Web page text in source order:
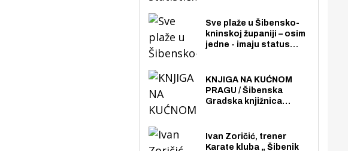
nego radno sposobnih
osoba među svojih 170
stanovnika.
Sve plaže u Šibensko-
kninskoj županiji – osim
jedne - imaju status
općoj upotrebi. Pristup
je slobodan i besplatan
za sve građane i
KNJIGA NA KUĆNOM
PRAGU / Šibenska
Gradska knjižnica
knjiga na kućnu adresu
električnim biciklom.
Ivan Zoričić, trener
Karate kluba „ Šibenik